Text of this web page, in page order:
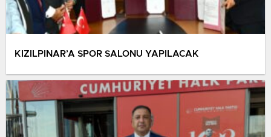
KIZILPINAR’A SPOR SALONU YAPILACAK